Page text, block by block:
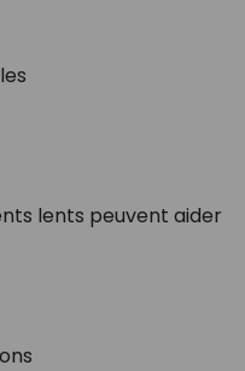
lents peuvent aider